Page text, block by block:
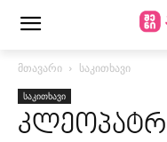
მთავარი საკითხავი
საკითხავი